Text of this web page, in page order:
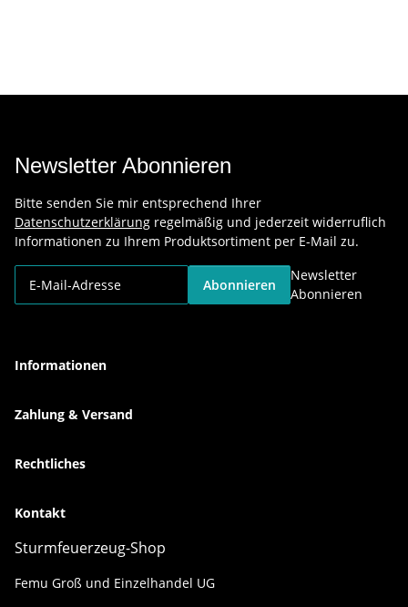
Newsletter Abonnieren
Bitte senden Sie mir entsprechend Ihrer
Datenschutzerklärung regelmäßig und jederzeit widerruflich
Informationen zu Ihrem Produktsortiment per E-Mail zu.
Abonnieren
Newsletter
Abonnieren
Informationen
Zahlung & Versand
Rechtliches
Kontakt
Sturmfeuerzeug-Shop
Femu Groß und Einzelhandel UG